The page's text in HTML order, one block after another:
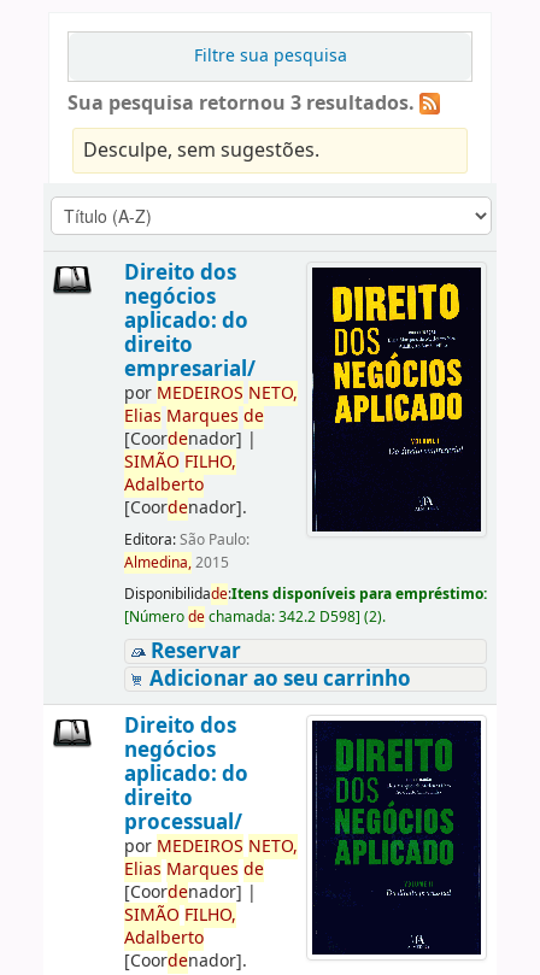
Filtre sua pesquisa
Sua pesquisa retornou 3 resultados.
Desculpe, sem sugestões.
Direito dos
negócios
aplicado: do
direito
empresarial/
por MEDEIROS NETO,
Elias Marques de
[Coordenador] |
SIMÃO FILHO,
Adalberto
[Coordenador].
Editora:São Paulo:
Almedina,2015
Disponibilidade:Itens disponíveis para empréstimo:
[Númerodechamada:342.2 D598] (2).
Reservar
Adicionar ao seu carrinho
Direito dos
negócios
aplicado: do
direito
processual/
por MEDEIROS NETO,
Elias Marques de
[Coordenador] |
SIMÃO FILHO,
Adalberto
[Coordenador].